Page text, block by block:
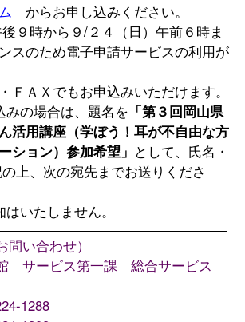
からお申し込みください。
９時から９/２４（日）午前６時ま
スのため電子申請サービスの利用が
ＦＡＸでもお申込みいただけます。
みの場合は、題名を 「第３回岡山県
活用講座（学ぼう！耳が不自由な方
ション）参加希望」 として、氏名・
上、次の宛先までお送りくださ
いたしません。
問い合わせ）
サービス第一課 総合サービス
1288